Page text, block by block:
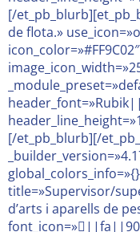
[/
de flota.»
[/et_pb_blurb][/
title=»Supervisor/
d’arts i aparells de